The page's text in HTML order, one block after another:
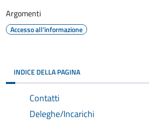
Argomenti
Accesso all'informazione
INDICE DELLA PAGINA
Contatti
Deleghe/Incarichi